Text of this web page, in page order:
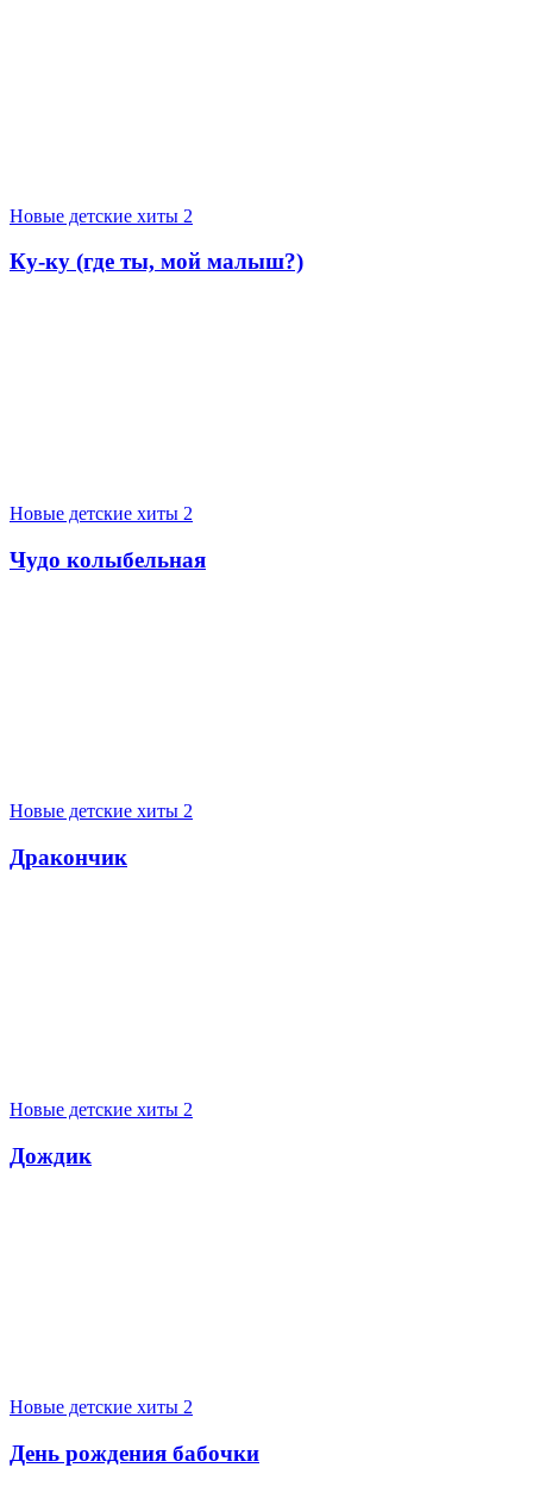
Новые детские хиты 2
Ку-ку (где ты, мой малыш?)
Новые детские хиты 2
Чудо колыбельная
Новые детские хиты 2
Дракончик
Новые детские хиты 2
Дождик
Новые детские хиты 2
День рождения бабочки